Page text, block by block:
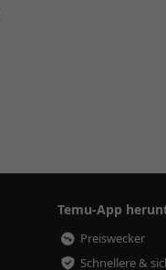
Temu-App
Preiswecker